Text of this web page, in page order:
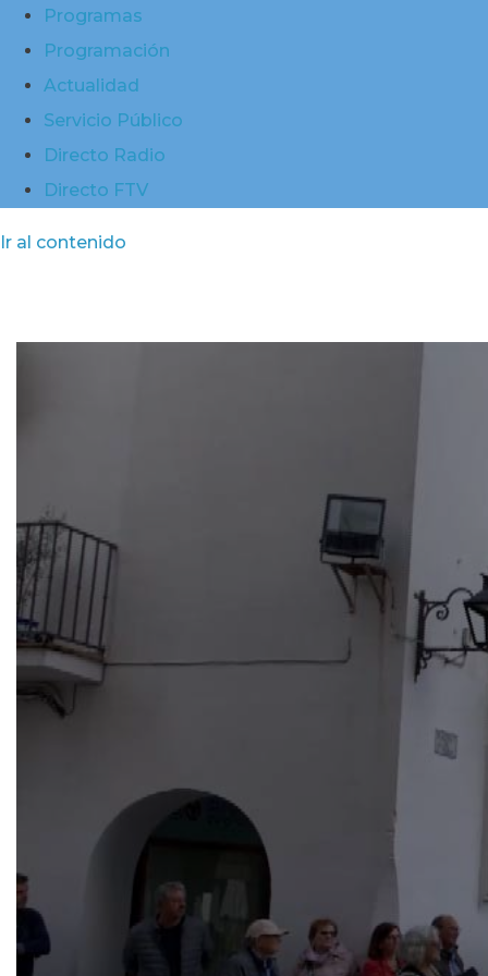
Programas
Programación
Actualidad
Servicio Público
Directo Radio
Directo FTV
Ir al contenido